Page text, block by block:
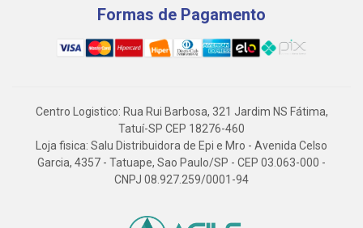
Formas de Pagamento
Centro Logistico: Rua Rui Barbosa, 321 Jardim NS Fátima,
Tatuí-SP CEP 18276-460
Loja fisica: Salu Distribuidora de Epi e Mro - Avenida Celso
Garcia, 4357 - Tatuape, Sao Paulo/SP - CEP 03.063-000 -
CNPJ 08.927.259/0001-94